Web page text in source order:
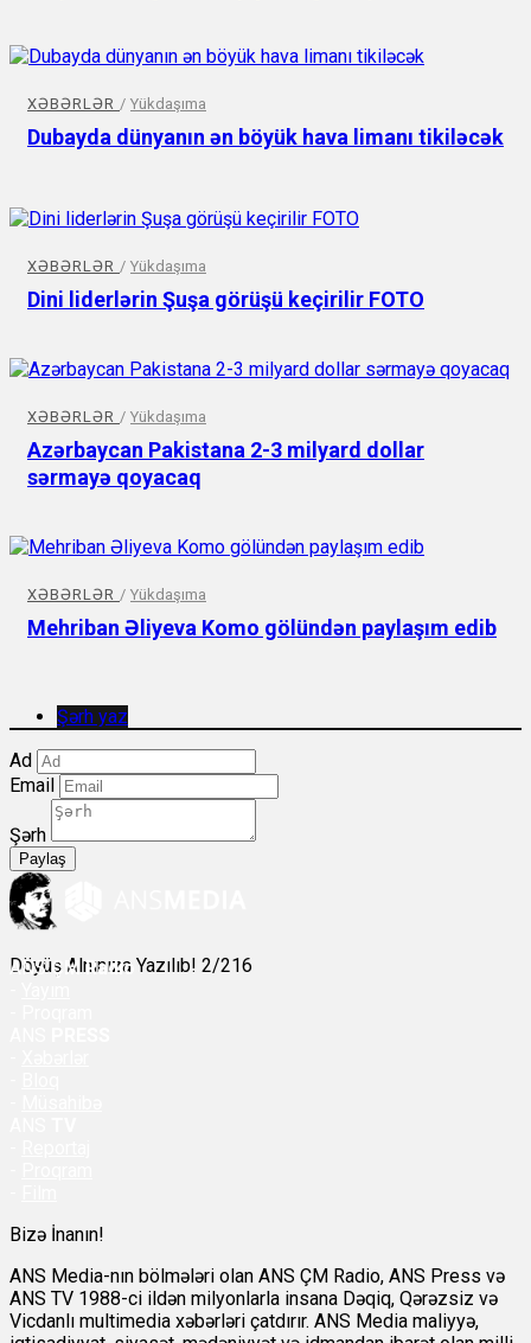
XƏBƏRLƏR / Yükdaşıma
Dubayda dünyanın ən böyük hava limanı tikiləcək
XƏBƏRLƏR / Yükdaşıma
Dini liderlərin Şuşa görüşü keçirilir FOTO
XƏBƏRLƏR / Yükdaşıma
Azərbaycan Pakistana 2-3 milyard dollar
sərmayə qoyacaq
XƏBƏRLƏR / Yükdaşıma
Mehriban Əliyeva Komo gölündən paylaşım edib
Şərh yaz
Ad
Email
Şərh
Paylaş
Döyüş Alnınıza Yazılıb! 2/216
ANSÇM Radio
Bizə İnanın!
ANS Media-nın bölmələri olan ANS ÇM Radio, ANS Press və
ANS TV 1988-ci ildən milyonlarla insana Dəqiq, Qərəzsiz və
Vicdanlı multimedia xəbərləri çatdırır. ANS Media maliyyə,